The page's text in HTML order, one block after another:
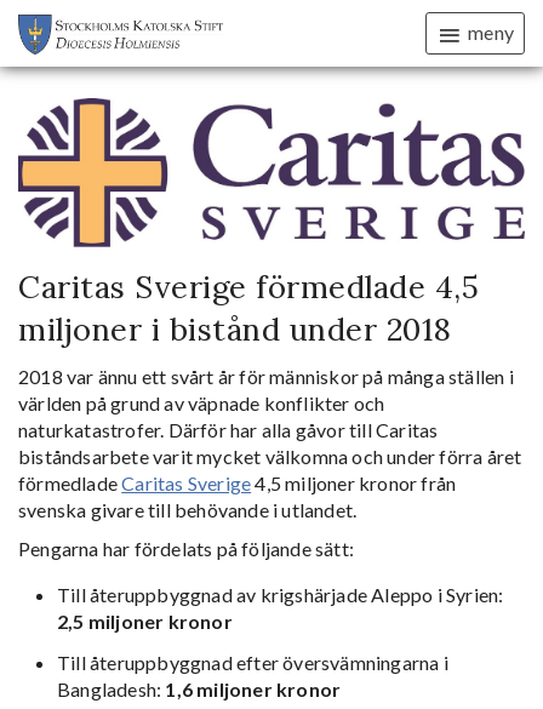
meny
Caritas Sverige förmedlade 4,5
miljoner i bistånd under 2018
2018 var ännu ett svårt år för människor på många ställen i
världen på grund av väpnade konflikter och
naturkatastrofer. Därför har alla gåvor till Caritas
biståndsarbete varit mycket välkomna och under förra året
förmedladeCaritas Sverige4,5 miljoner kronor från
svenska givare till behövande i utlandet.
Pengarna har fördelats på följande sätt:
Till återuppbyggnad av krigshärjade Aleppo i Syrien:
2,5 miljoner kronor
Till återuppbyggnad efter översvämningarna i
Bangladesh: 1,6 miljoner kronor